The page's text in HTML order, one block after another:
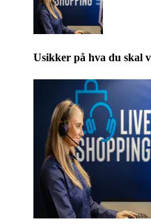
Usikker på hva du skal